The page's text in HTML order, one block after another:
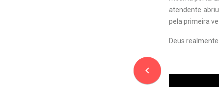
navigate_before
atendente
pela primeira
Deus